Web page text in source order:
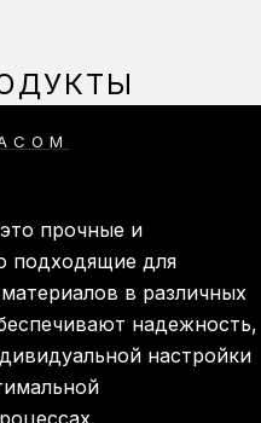
прочные и
подходящие для
в различных
надежность,
настройки